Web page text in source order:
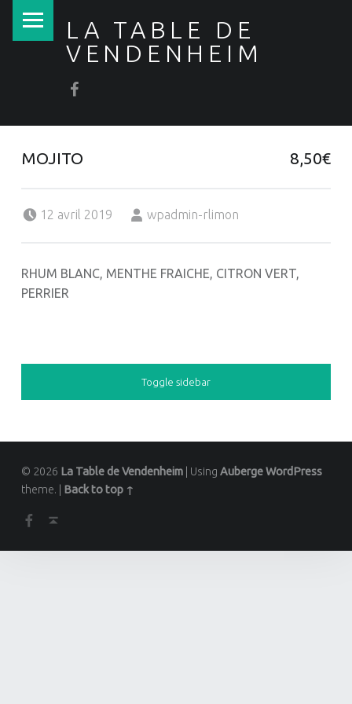
LA TABLE DE
VENDENHEIM
Saveurs de l'Italie et de la Méditerranée
La Table de Vendenheim sur Facebook
MOJITO 8,50€
12 avril 2019
wpadmin-rlimon
RHUM BLANC, MENTHE FRAICHE, CITRON VERT,
PERRIER
SIDEBAR
Toggle sidebar
© 2026 La Table de Vendenheim Using AubergeWordPress
theme.
Back to top ↑
La Table de Vendenheim sur Facebook